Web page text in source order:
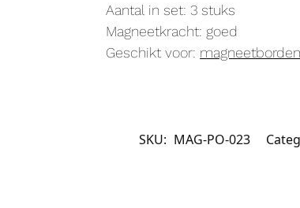
Aantal in set: 3 stuks
Magneetkracht: goed
Geschikt voor: magneetborden
SKU: MAG-PO-023